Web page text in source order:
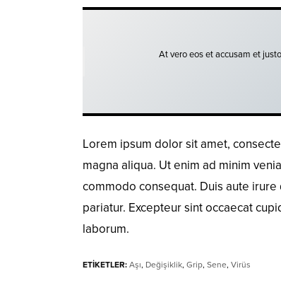
At vero eos et accusam et
Lorem ipsum dolor sit amet,
magna aliqua. Ut enim ad minim
commodo consequat. Duis aute
pariatur. Excepteur sint occaecat
laborum.
ETİKETLER: Aşı, Değişiklik, Grip, Sene, Virüs